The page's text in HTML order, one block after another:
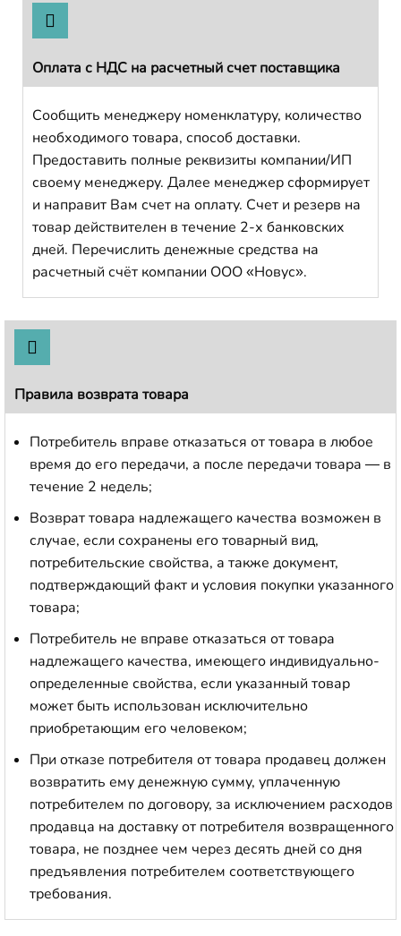
Оплата с НДС на расчетный счет поставщика
Сообщить менеджеру номенклатуру, количество
необходимого товара, способ доставки.
Предоставить полные реквизиты компании/ИП
своему менеджеру. Далее менеджер сформирует
и направит Вам счет на оплату. Счет и резерв на
товар действителен в течение 2-х банковских
дней. Перечислить денежные средства на
расчетный счёт компании ООО «Новус».
Правила возврата товара
Потребитель вправе отказаться от товара в любое
время до его передачи, а после передачи товара — в
течение 2 недель;
Возврат товара надлежащего качества возможен в
случае, если сохранены его товарный вид,
потребительские свойства, а также документ,
подтверждающий факт и условия покупки указанного
товара;
Потребитель не вправе отказаться от товара
надлежащего качества, имеющего индивидуально-
определенные свойства, если указанный товар
может быть использован исключительно
приобретающим его человеком;
При отказе потребителя от товара продавец должен
возвратить ему денежную сумму, уплаченную
потребителем по договору, за исключением расходов
продавца на доставку от потребителя возвращенного
товара, не позднее чем через десять дней со дня
предъявления потребителем соответствующего
требования.